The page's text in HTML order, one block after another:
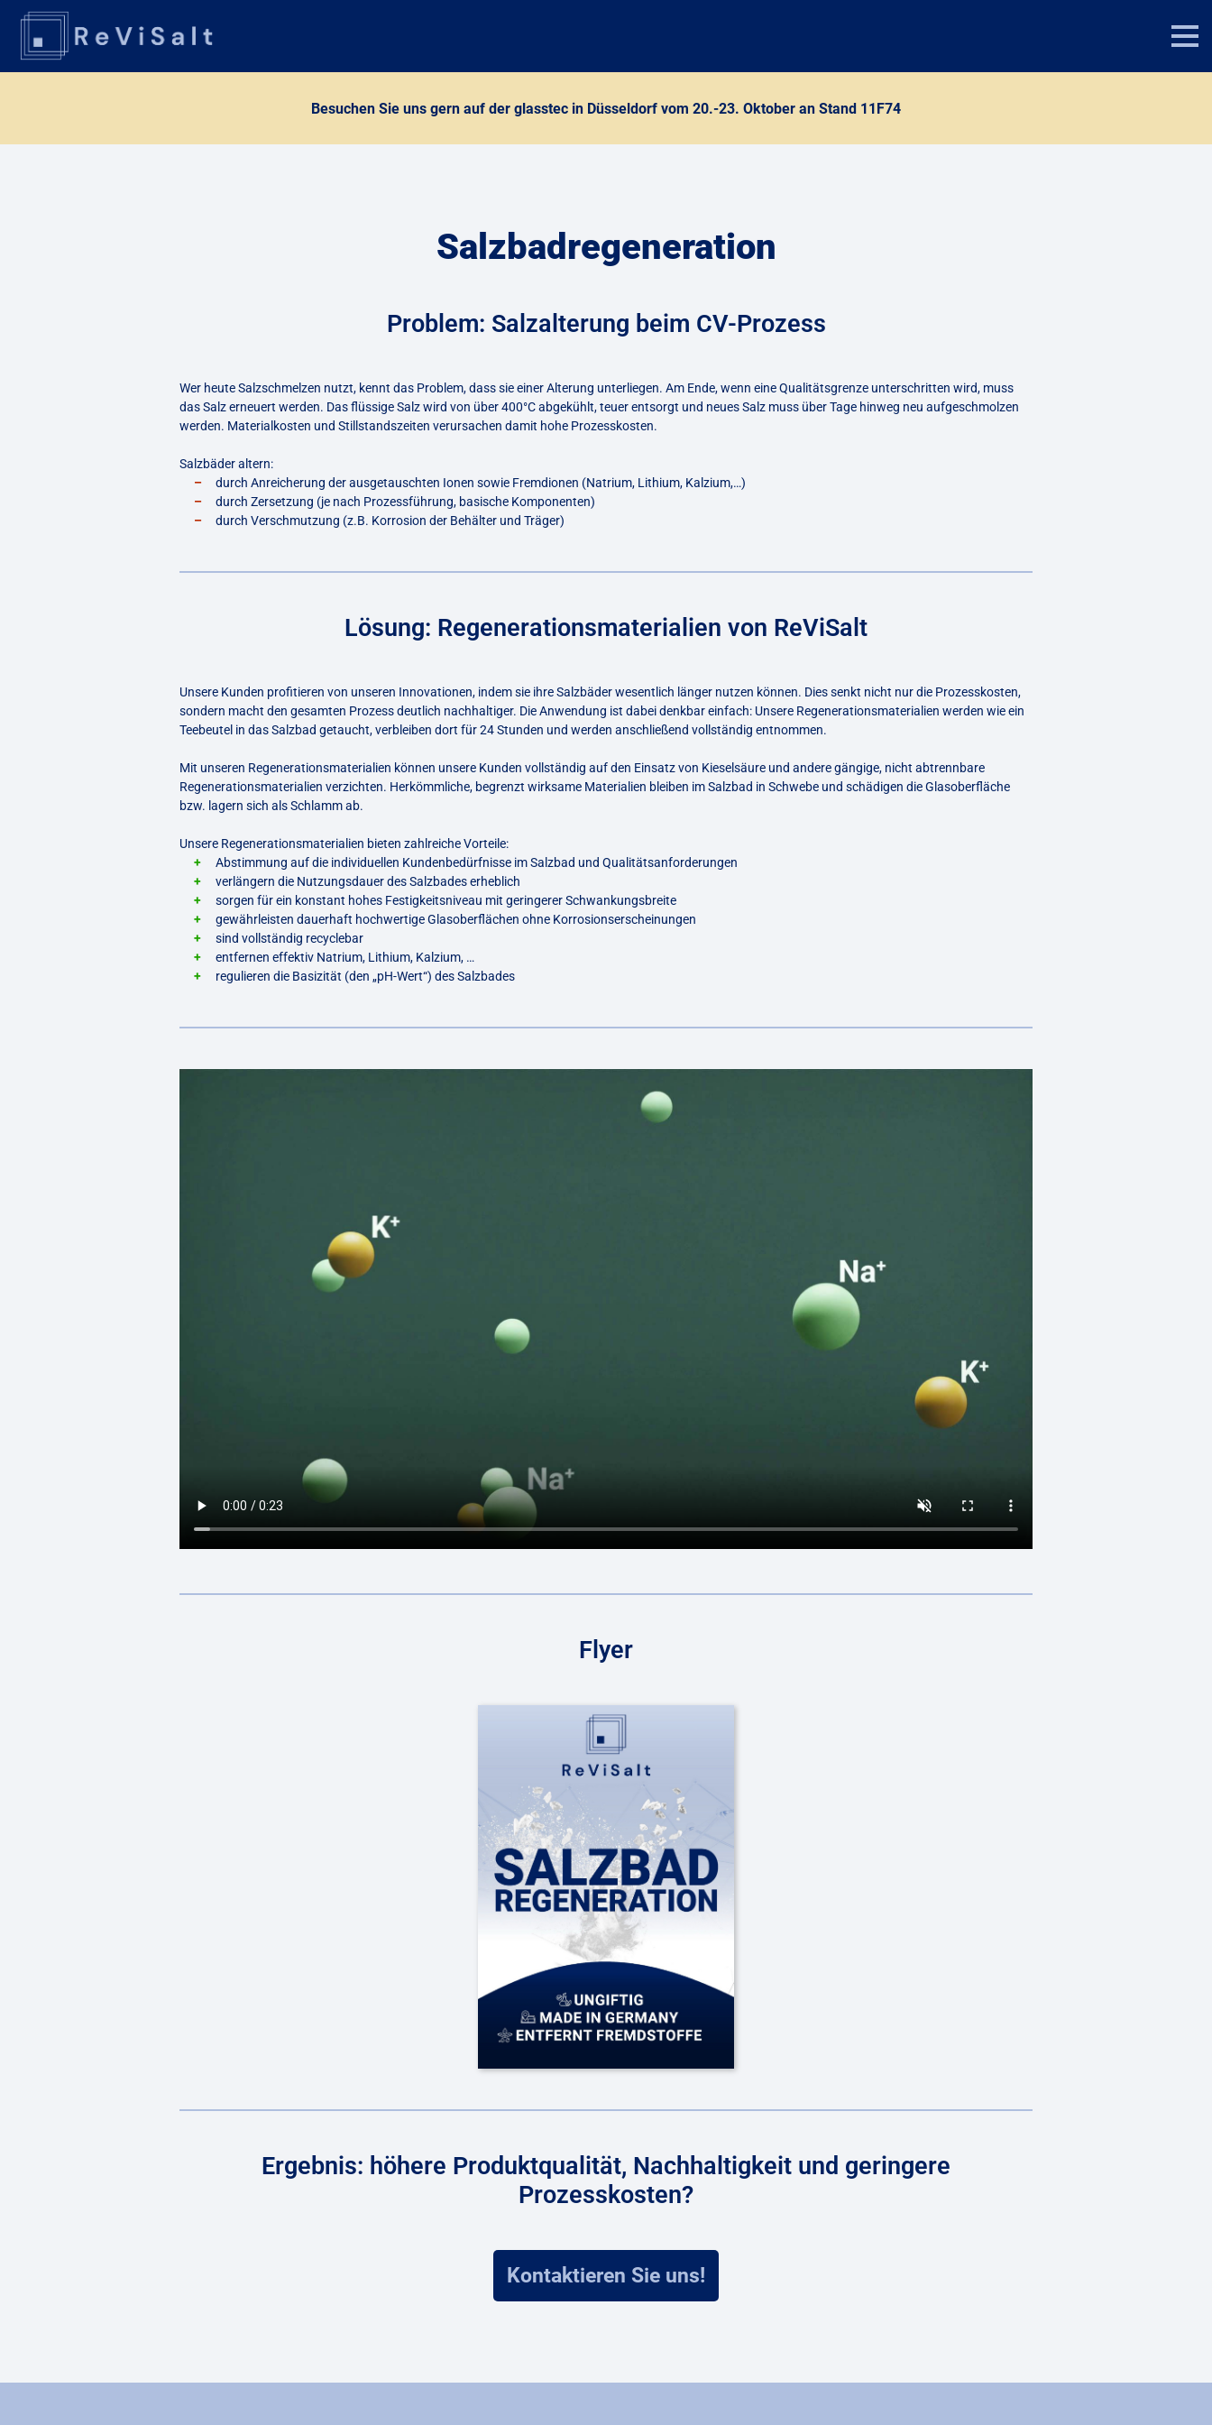
Besuchen Sie uns gern auf der glasstec in Düsseldorf vom 20.-23. Oktober an Stand 11F74
Salzbadregeneration
Problem: Salzalterung beim CV-Prozess
Wer heute Salzschmelzen nutzt, kennt das Problem, dass sie einer Alterung unterliegen. Am Ende, wenn eine Qualitätsgrenze unterschritten wird, muss
das Salz erneuert werden. Das flüssige Salz wird von über 400°C abgekühlt, teuer entsorgt und neues Salz muss über Tage hinweg neu aufgeschmolzen
werden. Materialkosten und Stillstandszeiten verursachen damit hohe Prozesskosten.
Salzbäder altern:
durch Anreicherung der ausgetauschten Ionen sowie Fremdionen (Natrium, Lithium, Kalzium,…)
durch Zersetzung (je nach Prozessführung, basische Komponenten)
durch Verschmutzung (z.B. Korrosion der Behälter und Träger)
Lösung: Regenerationsmaterialien von ReViSalt
Unsere Kunden profitieren von unseren Innovationen, indem sie ihre Salzbäder wesentlich länger nutzen können. Dies senkt nicht nur die Prozesskosten,
sondern macht den gesamten Prozess deutlich nachhaltiger. Die Anwendung ist dabei denkbar einfach: Unsere Regenerationsmaterialien werden wie ein
Teebeutel in das Salzbad getaucht, verbleiben dort für 24 Stunden und werden anschließend vollständig entnommen.
Mit unseren Regenerationsmaterialien können unsere Kunden vollständig auf den Einsatz von Kieselsäure und andere gängige, nicht abtrennbare
Regenerationsmaterialien verzichten. Herkömmliche, begrenzt wirksame Materialien bleiben im Salzbad in Schwebe und schädigen die Glasoberfläche
bzw. lagern sich als Schlamm ab.
Unsere Regenerationsmaterialien bieten zahlreiche Vorteile:
Abstimmung auf die individuellen Kundenbedürfnisse im Salzbad und Qualitätsanforderungen
verlängern die Nutzungsdauer des Salzbades erheblich
sorgen für ein konstant hohes Festigkeitsniveau mit geringerer Schwankungsbreite
gewährleisten dauerhaft hochwertige Glasoberflächen ohne Korrosionserscheinungen
sind vollständig recyclebar
entfernen effektiv Natrium, Lithium, Kalzium, …
regulieren die Basizität (den „pH-Wert“) des Salzbades
Flyer
Ergebnis: höhere Produktqualität, Nachhaltigkeit und geringere
Prozesskosten?
Kontaktieren Sie uns!